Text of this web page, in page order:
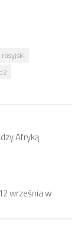
Afryką
września w